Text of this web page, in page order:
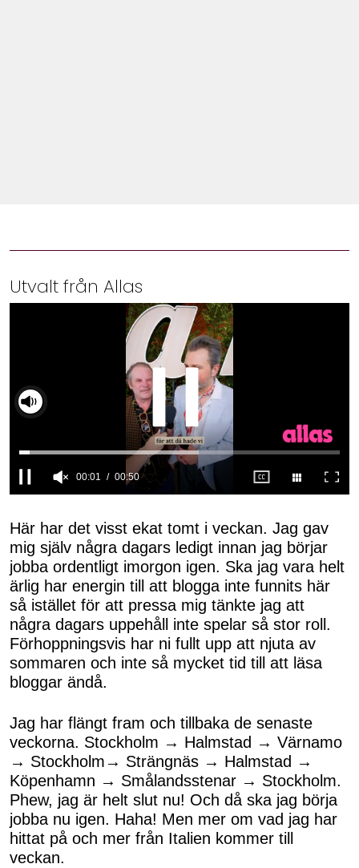
Utvalt från Allas
of
50
seconds
00:01 00:50
Här har det visst ekat tomt i veckan. Jag gav
mig själv några dagars ledigt innan jag börjar
jobba ordentligt imorgon igen. Ska jag vara helt
ärlig har energin till att blogga inte funnits här
så istället för att pressa mig tänkte jag att
några dagars uppehåll inte spelar så stor roll.
Förhoppningsvis har ni fullt upp att njuta av
sommaren och inte så mycket tid till att läsa
bloggar ändå.
Jag har flängt fram och tillbaka de senaste
veckorna. Stockholm → Halmstad → Värnamo
→ Stockholm→ Strängnäs → Halmstad →
Köpenhamn → Smålandsstenar → Stockholm.
Phew, jag är helt slut nu! Och då ska jag börja
jobba nu igen. Haha! Men mer om vad jag har
hittat på och mer från Italien kommer till
veckan.